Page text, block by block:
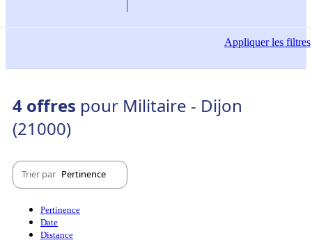
Appliquerles filtres
4 offres pour Militaire - Dijon
(21000)
Trier par Pertinence
Pertinence
Date
Distance